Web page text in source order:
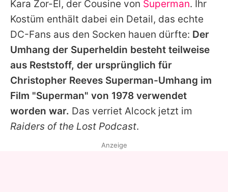
Team
Redaktionelle Richtlinien
Impressum
Datenschutzerklärung
Utiq verwalten
Kara Zor-El, der Cousine von Superman. Ihr
Kostüm enthält dabei ein Detail, das echte
DC-Fans aus den Socken hauen dürfte: Der
Umhang der Superheldin besteht teilweise
aus Reststoff, der ursprünglich für
Christopher Reeves Superman-Umhang im
Film "Superman" von 1978 verwendet
worden war. Das verriet Alcock jetzt im
Raiders of the Lost Podcast.
Anzeige